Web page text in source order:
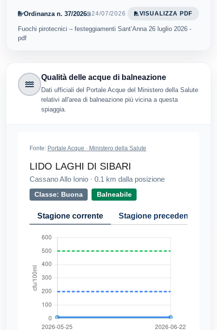
Ordinanza n. 37/2026 24/07/2026 VISUALIZZA PDF
Fuochi pirotecnici – festeggiamenti Sant’Anna 26 luglio 2026 -
pdf
Qualità delle acque di balneazione
Dati ufficiali del Portale Acque del Ministero della Salute
relativi all'area di balneazione più vicina a questa
spiaggia.
Fonte: Portale Acque · Ministero della Salute
LIDO LAGHI DI SIBARI
Cassano Allo Ionio · 0.1 km dalla posizione
Classe: Buona Balneabile
Stagione corrente Stagione precedente